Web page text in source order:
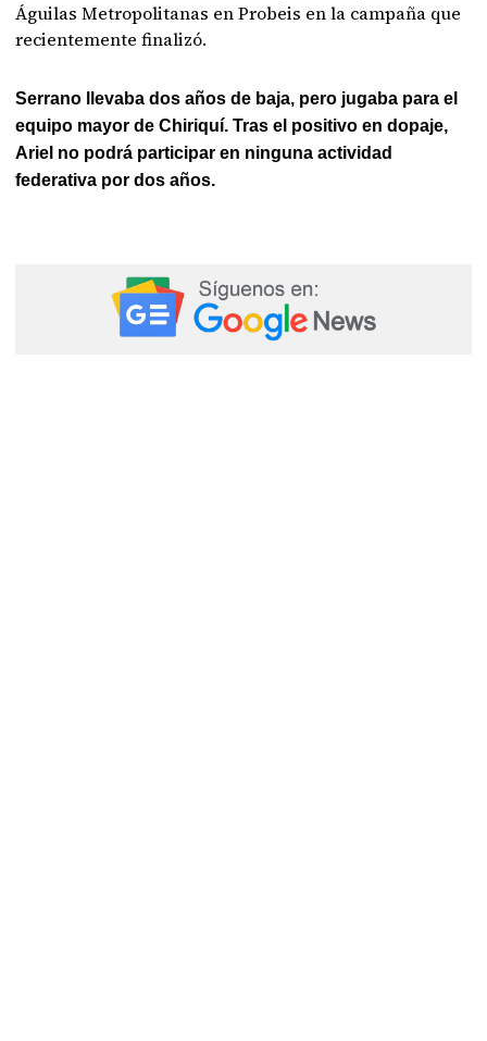
Águilas Metropolitanas en Probeis en la campaña que
recientemente finalizó.
Serrano llevaba dos años de baja, pero jugaba para el
equipo mayor de Chiriquí. Tras el positivo en dopaje,
Ariel no podrá participar en ninguna actividad
federativa por dos años.